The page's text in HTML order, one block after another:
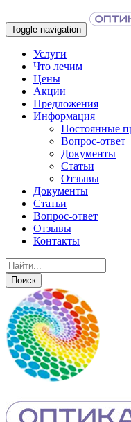
Toggle navigation
Услуги
Что лечим
Цены
Акции
Предложения
Информация
Постоянные
Вопрос-ответ
Документы
Статьи
Отзывы
Документы
Статьи
Вопрос-ответ
Отзывы
Контакты